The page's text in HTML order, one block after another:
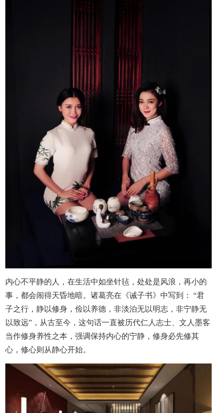
内心不平静的人，在生活中如坐针毡，处处是风浪，再小的
事，都会闹得天昏地暗。诸葛亮在《诫子书》中写到： “君
子之行，静以修身，俭以养德，非淡泊无以明志，非宁静无
以致远”，从古至今，这句话一直被历代仁人志士、文人墨客
当作修身养性之本，强调保持内心的宁静，修身必先修其
心，修心则从静心开始。